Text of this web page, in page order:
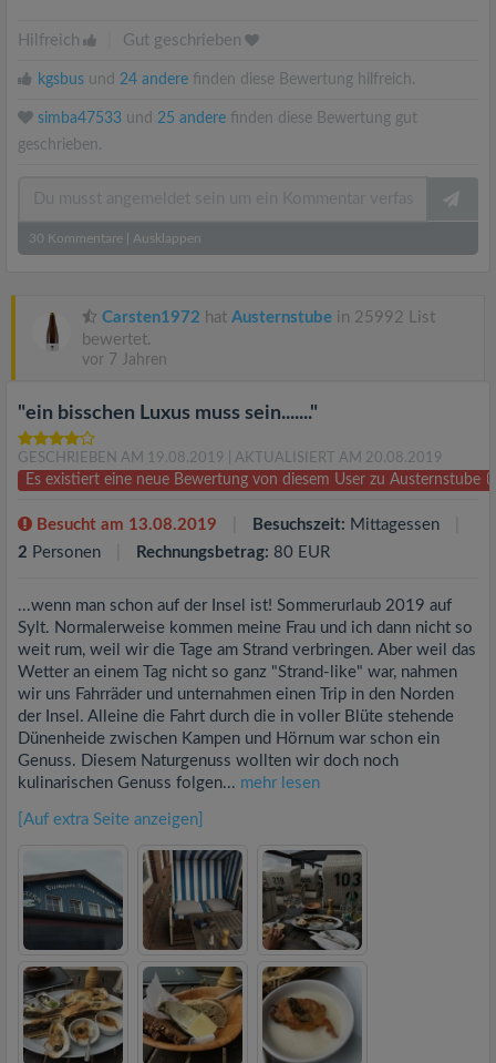
Hilfreich Gut geschrieben
kgsbus und 24 andere finden diese Bewertung hilfreich.
simba47533 und 25 andere finden diese Bewertung gut
geschrieben.
30 Kommentare Ausklappen
Carsten1972 hat Austernstube in 25992 List
bewertet.
vor 7 Jahren
"ein bisschen Luxus muss sein......."
GESCHRIEBEN AM 19.08.2019 | AKTUALISIERT AM 20.08.2019
Es existiert eine neue Bewertung von diesem User zu Austernstube
Besucht am 13.08.2019 Besuchszeit: Mittagessen
2 Personen Rechnungsbetrag: 80 EUR
...wenn man schon auf der Insel ist! Sommerurlaub 2019 auf
Sylt. Normalerweise kommen meine Frau und ich dann nicht so
weit rum, weil wir die Tage am Strand verbringen. Aber weil das
Wetter an einem Tag nicht so ganz "Strand-like" war, nahmen
wir uns Fahrräder und unternahmen einen Trip in den Norden
der Insel. Alleine die Fahrt durch die in voller Blüte stehende
Dünenheide zwischen Kampen und Hörnum war schon ein
Genuss. Diesem Naturgenuss wollten wir doch noch
kulinarischen Genuss folgen... mehr lesen
[Auf extra Seite anzeigen]